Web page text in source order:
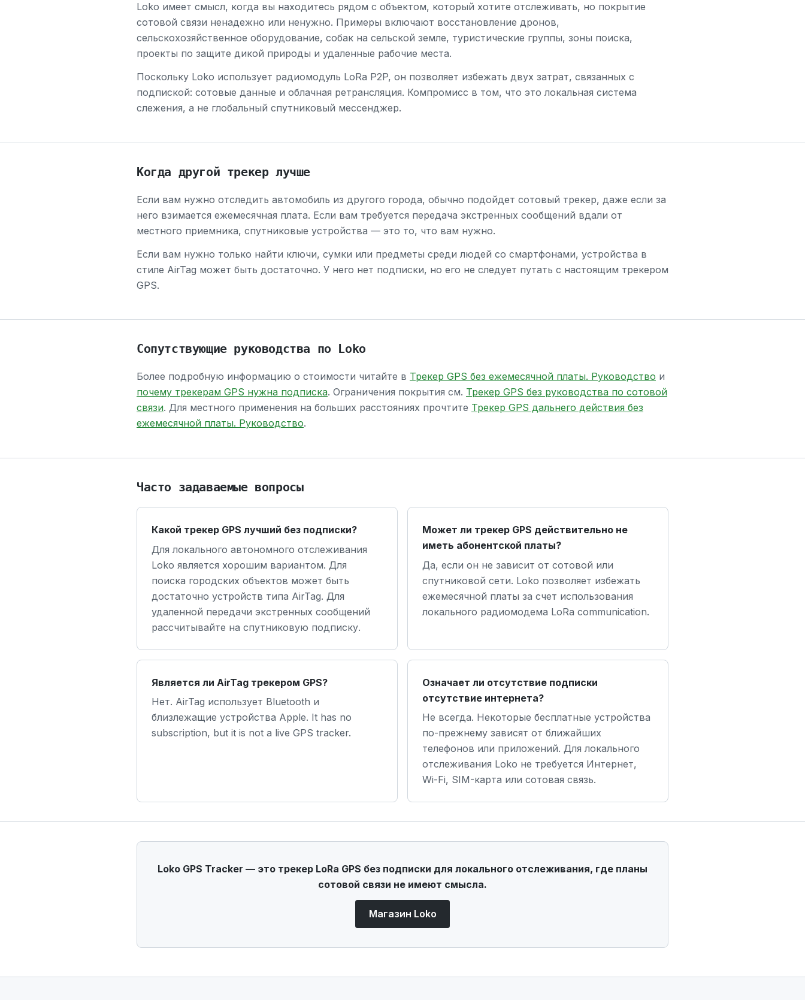
Loko имеет смысл, когда вы находитесь рядом с объектом, который хотите отслеживать, но покрытие
сотовой связи ненадежно или ненужно. Примеры включают восстановление дронов,
сельскохозяйственное оборудование, собак на сельской земле, туристические группы, зоны поиска,
проекты по защите дикой природы и удаленные рабочие места.
Поскольку Loko использует радиомодуль LoRa P2P, он позволяет избежать двух затрат, связанных с
подпиской: сотовые данные и облачная ретрансляция. Компромисс в том, что это локальная система
слежения, а не глобальный спутниковый мессенджер.
Когда другой трекер лучше
Если вам нужно отследить автомобиль из другого города, обычно подойдет сотовый трекер, даже если за
него взимается ежемесячная плата. Если вам требуется передача экстренных сообщений вдали от
местного приемника, спутниковые устройства — это то, что вам нужно.
Если вам нужно только найти ключи, сумки или предметы среди людей со смартфонами, устройства в
стиле AirTag может быть достаточно. У него нет подписки, но его не следует путать с настоящим трекером
GPS.
Сопутствующие руководства по Loko
Более подробную информацию о стоимости читайте в Трекер GPS без ежемесячной платы. Руководство и
почему трекерам GPS нужна подписка. Ограничения покрытия см. Трекер GPS без руководства по сотовой
связи. Для местного применения на больших расстояниях прочтите Трекер GPS дальнего действия без
ежемесячной платы. Руководство.
Часто задаваемые вопросы
Какой трекер GPS лучший без подписки?
Для локального автономного отслеживания
Loko является хорошим вариантом. Для
поиска городских объектов может быть
достаточно устройств типа AirTag. Для
удаленной передачи экстренных сообщений
рассчитывайте на спутниковую подписку.
Может ли трекер GPS действительно не
иметь абонентской платы?
Да, если он не зависит от сотовой или
спутниковой сети. Loko позволяет избежать
ежемесячной платы за счет использования
локального радиомодема LoRa communication.
Является ли AirTag трекером GPS?
Нет. AirTag использует Bluetooth и
близлежащие устройства Apple. It has no
subscription, but it is not a live GPS tracker.
Означает ли отсутствие подписки
отсутствие интернета?
Не всегда. Некоторые бесплатные устройства
по-прежнему зависят от ближайших
телефонов или приложений. Для локального
отслеживания Loko не требуется Интернет,
Wi-Fi, SIM-карта или сотовая связь.
Loko GPS Tracker — это трекер LoRa GPS без подписки для локального отслеживания, где планы
сотовой связи не имеют смысла.
Магазин Loko